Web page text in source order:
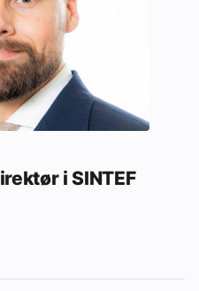
i SINTEF